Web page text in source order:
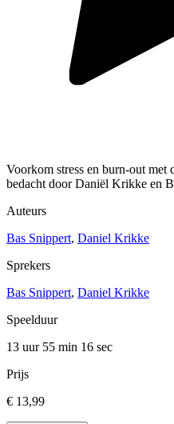
Voorkom stress en burn-out met
bedacht door Daniël Krikke en
Auteurs
Bas Snippert, Daniel Krikke
Sprekers
Bas Snippert, Daniel Krikke
Speelduur
13 uur 55 min 16 sec
Prijs
€ 13,99